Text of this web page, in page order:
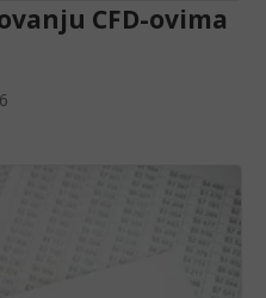
CFD-ovima